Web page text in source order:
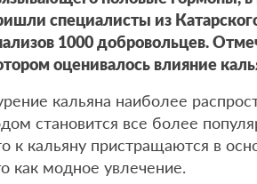
специалисты из
1000 добровольцев.
оценивалось влияние
кальяна наиболее
становится все более
к кальяну пристращаются в
как модное увлечение.